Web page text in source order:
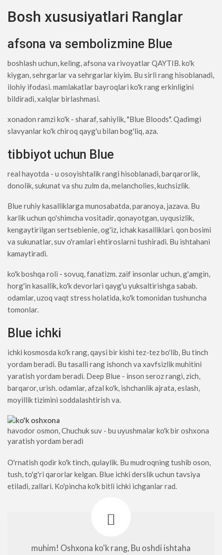
Bosh xususiyatlari Ranglar
afsona va sembolizmine Blue
boshlash uchun, keling, afsona va rivoyatlar QAYTIB. ko'k
kiygan, sehrgarlar va sehrgarlar kiyim. Bu sirli rang hisoblanadi,
ilohiy ifodasi. mamlakatlar bayroqlari ko'k rang erkinligini
bildiradi, xalqlar birlashmasi.
xonadon ramzi ko'k - sharaf, sahiylik, "Blue Bloods". Qadimgi
slavyanlar ko'k chiroq qayg'u bilan bog'liq, aza.
tibbiyot uchun Blue
real hayotda - u osoyishtalik rangi hisoblanadi, barqarorlik,
donolik, sukunat va shu zulm da, melancholies, kuchsizlik.
Blue ruhiy kasalliklarga munosabatda, paranoya, jazava. Bu
karlik uchun qo'shimcha vositadir, qonayotgan, uyqusizlik,
kengaytirilgan sertsebienie, og'iz, ichak kasalliklari. qon bosimi
va sukunatlar, suv o'ramlari ehtiroslarni tushiradi. Bu ishtahani
kamaytiradi.
ko'k boshqa roli - sovuq, fanatizm. zaif insonlar uchun, g'amgin,
horg'in kasallik, ko'k devorlari qayg'u yuksaltirishga sabab.
odamlar, uzoq vaqt stress holatida, ko'k tomonidan tushuncha
tomonlar.
Blue ichki
ichki kosmosda ko'k rang, qaysi bir kishi tez-tez bo'lib, Bu tinch
yordam beradi. Bu tasalli rang ishonch va xavfsizlik muhitini
yaratish yordam beradi. Deep Blue - inson seroz rangi, zich,
barqaror, urish. odamlar, afzal ko'k, ishchanlik ajrata, eslash,
moyillik tizimini soddalashtirish va.
havodor osmon, Chuchuk suv - bu uyushmalar ko'k bir oshxona
yaratish yordam beradi
O'rnatish qodir ko'k tinch, qulaylik. Bu mudroqning tushib oson,
tush, to'g'ri qarorlar kelgan. Blue ichki derslik uchun tavsiya
etiladi, zallari. Ko'pincha ko'k bitli ichki ichganlar rad.
muhim! Oshxona ko'k rang, Bu oshdi ishtaha